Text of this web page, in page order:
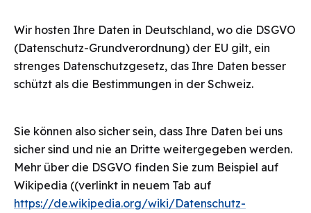
Wir hosten Ihre Daten in Deutschland, wo die DSGVO
(Datenschutz-Grundverordnung) der EU gilt, ein
strenges Datenschutzgesetz, das Ihre Daten besser
schützt als die Bestimmungen in der Schweiz.
Sie können also sicher sein, dass Ihre Daten bei uns
sicher sind und nie an Dritte weitergegeben werden.
Mehr über die DSGVO finden Sie zum Beispiel auf
Wikipedia ((verlinkt in neuem Tab auf
https://de.wikipedia.org/wiki/Datenschutz-